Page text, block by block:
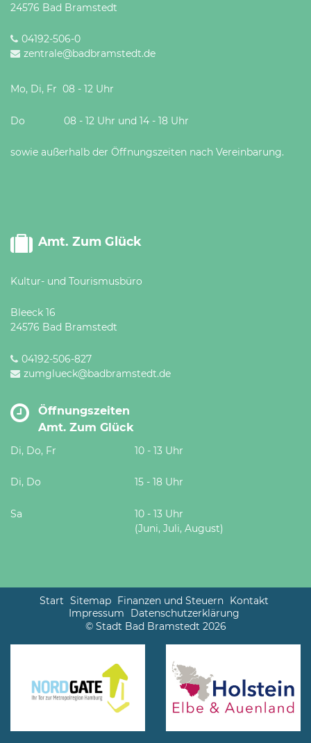
24576 Bad Bramstedt
04192-506-0
zentrale@badbramstedt.de
Mo, Di, Fr 08 - 12 Uhr
Do 08 - 12 Uhr und 14 - 18 Uhr
sowie außerhalb der Öffnungszeiten nach Vereinbarung.
Amt. Zum Glück
Kultur- und Tourismusbüro
Bleeck 16
24576 Bad Bramstedt
04192-506-827
zumglueck@badbramstedt.de
Öffnungszeiten
Amt. Zum Glück
Di, Do, Fr 10 - 13 Uhr
Di, Do 15 - 18 Uhr
Sa
10 - 13 Uhr
(Juni, Juli, August)
Start Sitemap Finanzen und Steuern
Kontakt
Impressum
Datenschutzerklärung
© Stadt Bad Bramstedt 2026